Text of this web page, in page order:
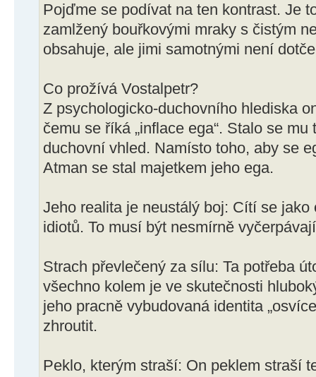
Pojďme se podívat na ten kontrast. Je
zamlžený bouřkovými mraky s čistým
obsahuje, ale jimi samotnými není
Co prožívá Vostalpetr?
Z psychologicko-duchovního hlediska
čemu se říká „inflace ega“. Stalo se mu
duchovní vhled. Namísto toho, aby se
Atman se stal majetkem jeho ega.
Jeho realita je neustálý boj: Cítí se
idiotů. To musí být nesmírně
Strach převlečený za sílu: Ta potřeba
všechno kolem je ve skutečnosti
jeho pracně vybudovaná identita
zhroutit.
Peklo, kterým straší: On peklem straší